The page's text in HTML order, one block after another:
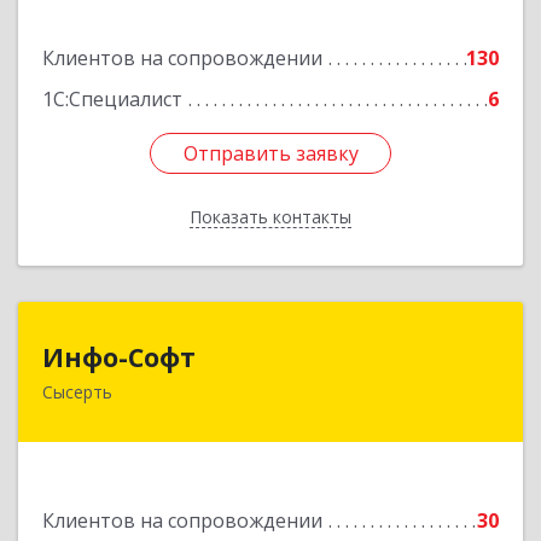
Клиентов на сопровождении
130
1С:Специалист
6
Отправить заявку
Показать контакты
Отправить заявку
Назад
Инфо-Софт
Сысерть
Клиентов на сопровождении 30
624021, Свердловская обл, Сысерть г, Коммуны